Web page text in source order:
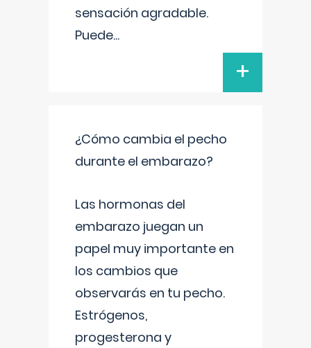
sensación agradable.
Puede...
+
¿Cómo cambia el pecho
durante el embarazo?
Las hormonas del
embarazo juegan un
papel muy importante en
los cambios que
observarás en tu pecho.
Estrógenos,
progesterona y